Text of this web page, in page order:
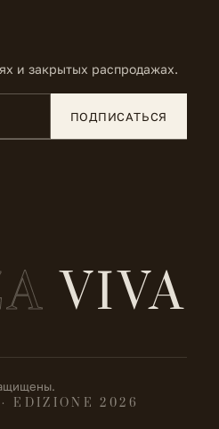
и закрытых распродажах.
ПОДПИСАТЬСЯ
VIVA
EDIZIONE 2026